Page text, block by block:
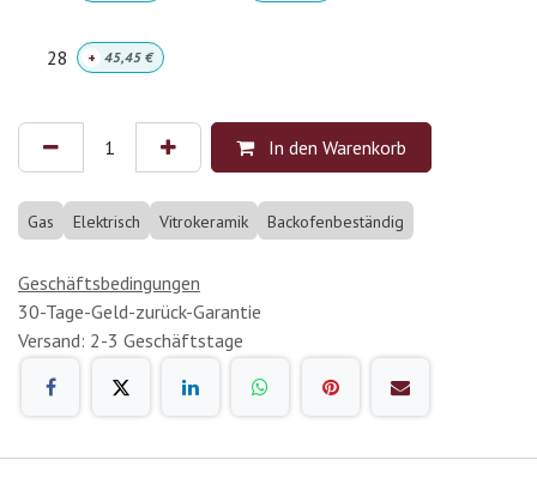
28 + 45,45 €
In den Warenkorb
Gas Elektrisch Vitrokeramik Backofenbeständig
Geschäftsbedingungen
30-Tage-Geld-zurück-Garantie
Versand: 2-3 Geschäftstage